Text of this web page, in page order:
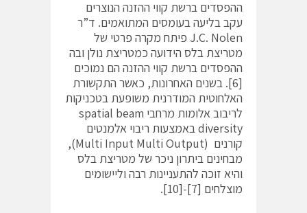
ההפסדים ברשת קווי ההזנה הנוצרים
עקב בליעה בעומסים המתואמים. ד”ר
J.C. Nolen פיתח מקרה פרטי של
מטריצת בלס הידועה כמטריצת נולן ובה
ההפסדים ברשת קווי ההזנה הם נמוכים
[6]. בשנים האחרונות, כאשר התקשורת
האלחוטית המודרנית משופעת בטכניקות
לריבוב אלומות מרחבי spatial beam
diversity באמצעות ריבוי אלמנטים
קורנים (Multi Input Multi Output),
מבחינים ביתרון ניכר של מטריצת בלס
והיא זוכה להתעניינות רבה וליישומים
מוצלחים [7]-[10].